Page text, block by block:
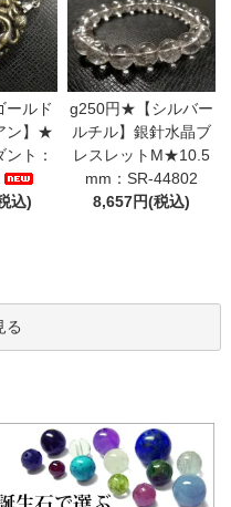
ルド
ン】★
ト：
込)
g250円★【シルバー
ルチル】銀針水晶ブ
レスレットM★10.5
mm：SR-44802
8,657円(税込)
る